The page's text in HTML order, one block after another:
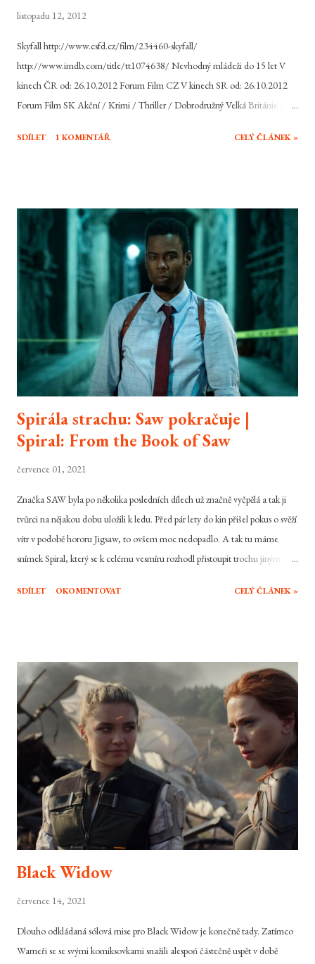
listopadu 12, 2012
Skyfall http://www.csfd.cz/film/234460-skyfall/
http://www.imdb.com/title/tt1074638/ Nevhodný mládeži do 15 let V
kinech ČR od: 26.10.2012 Forum Film CZ V kinech SR od: 26.10.2012
Forum Film SK Akční / Krimi / Thriller / Dobrodružný Velká Británie /
Wade, John Logan Hudba: Thomas Newman Hrají: Daniel Craig, Judi
ženy, Martini a rychlá auta. Britskou špičku mezi akčními hrdiny filmového
plátna snad netřeba představovat. Agent s povolením zabíjet se vrací už ve
svém 23. dobrodružství, potřetí s tváří Daniela Craiga. Cesta za dalším
dobrodružstvím byla pro agenta 007 díky finančním problémům MGM
před pár lety trochu delší, než původně čekal, nicméně Skyfall je tady.
SDÍLET 1 KOMENTÁŘ CELÝ ČLÁNEK »
Spirála strachu: Saw pokračuje |
Spiral: From the Book of Saw
července 01, 2021
Značka SAW byla po několika posledních dílech už značně vyčpělá a tak ji
tvůrci na nějakou dobu uložili k ledu. Před pár lety do kin přišel pokus o svěží
vítr v podobě hororu Jigsaw, to ovšem moc nedopadlo. A tak tu máme
snímek Spiral, který se k celému vesmíru rozhodl přistoupit trochu jiným
jiného a celý odkaz původní série nechal tak přejít na druhou kolej. Byla to
SDÍLET OKOMENTOVAT CELÝ ČLÁNEK »
Black Widow
července 14, 2021
Dlouho odkládaná sólová mise pro Black Widow je konečně tady. Zatímco
Warneři se se svými komiksovkami snažili alespoń částečně uspět v době